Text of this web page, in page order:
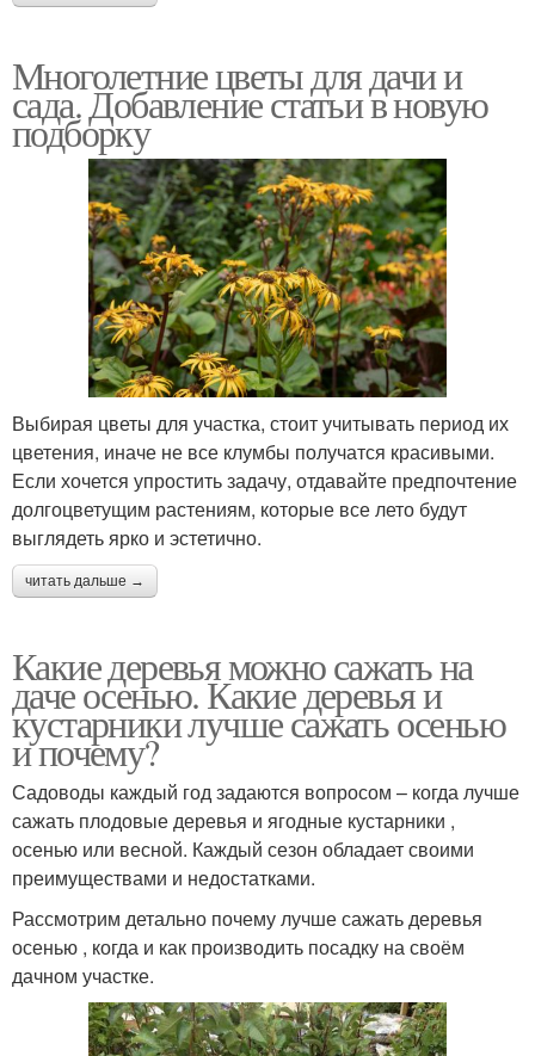
Многолетние цветы для дачи и
сада. Добавление статьи в новую
подборку
Выбирая цветы для участка, стоит учитывать период их
цветения, иначе не все клумбы получатся красивыми.
Если хочется упростить задачу, отдавайте предпочтение
долгоцветущим растениям, которые все лето будут
выглядеть ярко и эстетично.
читать дальше →
Какие деревья можно сажать на
даче осенью. Какие деревья и
кустарники лучше сажать осенью
и почему?
Садоводы каждый год задаются вопросом – когда лучше
сажать плодовые деревья и ягодные кустарники ,
осенью или весной. Каждый сезон обладает своими
преимуществами и недостатками.
Рассмотрим детально почему лучше сажать деревья
осенью , когда и как производить посадку на своём
дачном участке.